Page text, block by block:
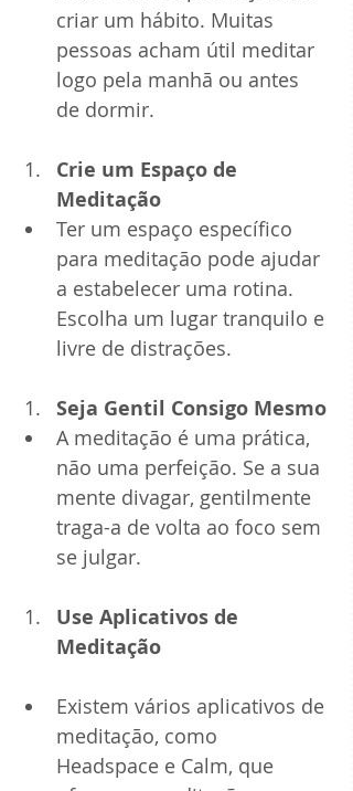
criar um hábito. Muitas
pessoas acham útil meditar
logo pela manhã ou antes
de dormir.
Crie um Espaço de
Meditação
Ter um espaço específico
para meditação pode ajudar
a estabelecer uma rotina.
Escolha um lugar tranquilo e
livre de distrações.
Seja Gentil Consigo Mesmo
A meditação é uma prática,
não uma perfeição. Se a sua
mente divagar, gentilmente
traga-a de volta ao foco sem
se julgar.
Use Aplicativos de
Meditação
Existem vários aplicativos de
meditação, como
Headspace e Calm, que